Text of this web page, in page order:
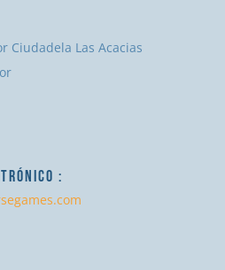
Ciudadela Las Acacias
: